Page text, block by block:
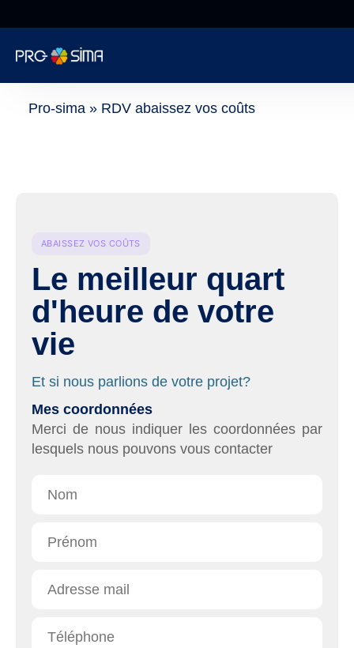
Web
Encaissement
Surveillance
Affichage
Pro-sima » RDV abaissez vos coûts
ABAISSEZ VOS COÛTS
Le meilleur quart
d'heure de votre
vie
Et si nous parlions de votre projet?
Mes coordonnées
Merci de nous indiquer les coordonnées par
lesquels nous pouvons vous contacter